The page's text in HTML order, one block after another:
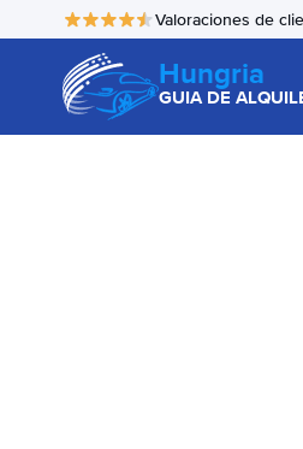
Valoraciones de
Hungria
GUIA DE